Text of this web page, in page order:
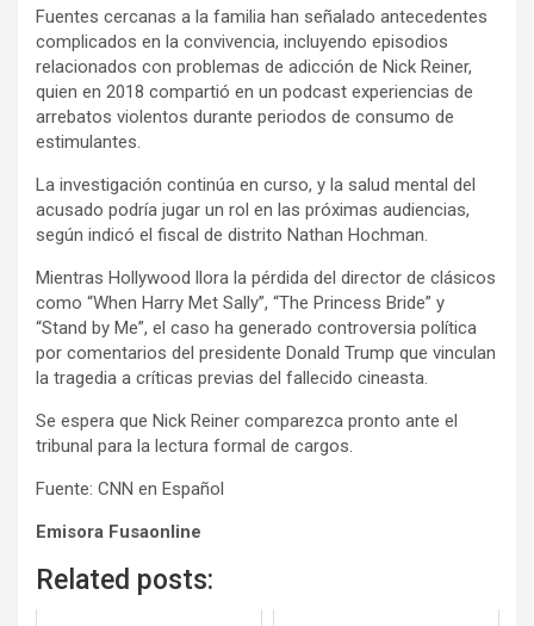
Fuentes cercanas a la familia han señalado antecedentes
complicados en la convivencia, incluyendo episodios
relacionados con problemas de adicción de Nick Reiner,
quien en 2018 compartió en un podcast experiencias de
arrebatos violentos durante periodos de consumo de
estimulantes.
La investigación continúa en curso, y la salud mental del
acusado podría jugar un rol en las próximas audiencias,
según indicó el fiscal de distrito Nathan Hochman.
Mientras Hollywood llora la pérdida del director de clásicos
como “When Harry Met Sally”, “The Princess Bride” y
“Stand by Me”, el caso ha generado controversia política
por comentarios del presidente Donald Trump que vinculan
la tragedia a críticas previas del fallecido cineasta.
Se espera que Nick Reiner comparezca pronto ante el
tribunal para la lectura formal de cargos.
Fuente: CNN en Español
Emisora Fusaonline
Related posts: